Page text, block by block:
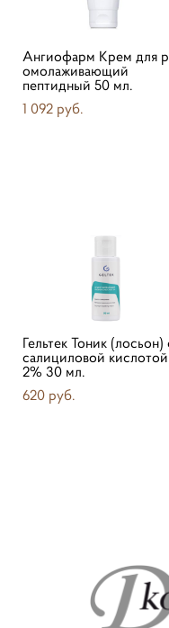
Ангиофарм Крем для
омолаживающий
пептидный 50 мл.
1 092 pуб.
Гельтек Тоник (лосьон)
салициловой кислотой
2% 30 мл.
620 pуб.